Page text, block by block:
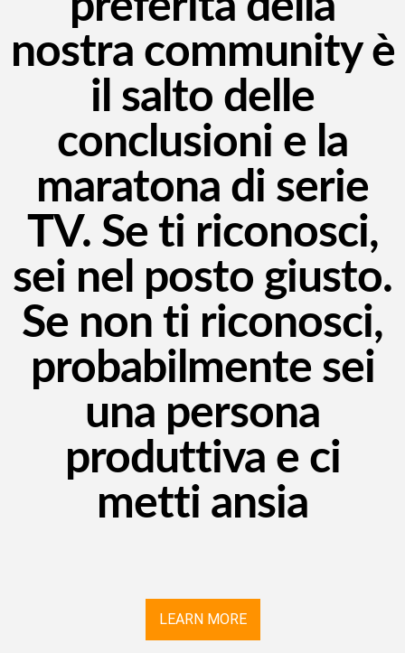
nostra community è
il salto delle
conclusioni e la
maratona di serie
TV. Se ti riconosci,
sei nel posto giusto.
Se non ti riconosci,
probabilmente sei
una persona
produttiva e ci
metti ansia
LEARN MORE